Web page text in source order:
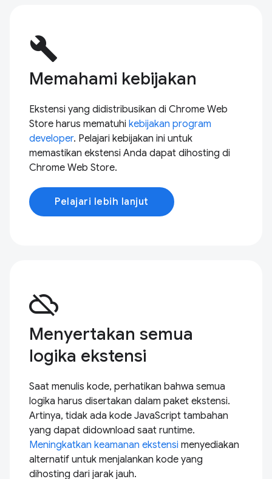
build
Memahami kebijakan
Ekstensi yang didistribusikan di Chrome Web
Store harus mematuhi kebijakan program
developer. Pelajari kebijakan ini untuk
memastikan ekstensi Anda dapat dihosting di
Chrome Web Store.
Pelajari lebih lanjut
cloud_off
Menyertakan semua
logika ekstensi
Saat menulis kode, perhatikan bahwa semua
logika harus disertakan dalam paket ekstensi.
Artinya, tidak ada kode JavaScript tambahan
yang dapat didownload saat runtime.
Meningkatkan keamanan ekstensi menyediakan
alternatif untuk menjalankan kode yang
dihosting dari jarak jauh.